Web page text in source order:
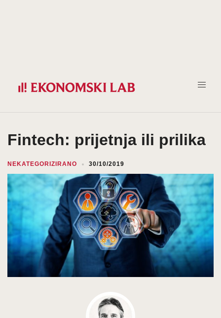
Fintech: prijetnja ili prilika
NEKATEGORIZIRANO 30/10/2019